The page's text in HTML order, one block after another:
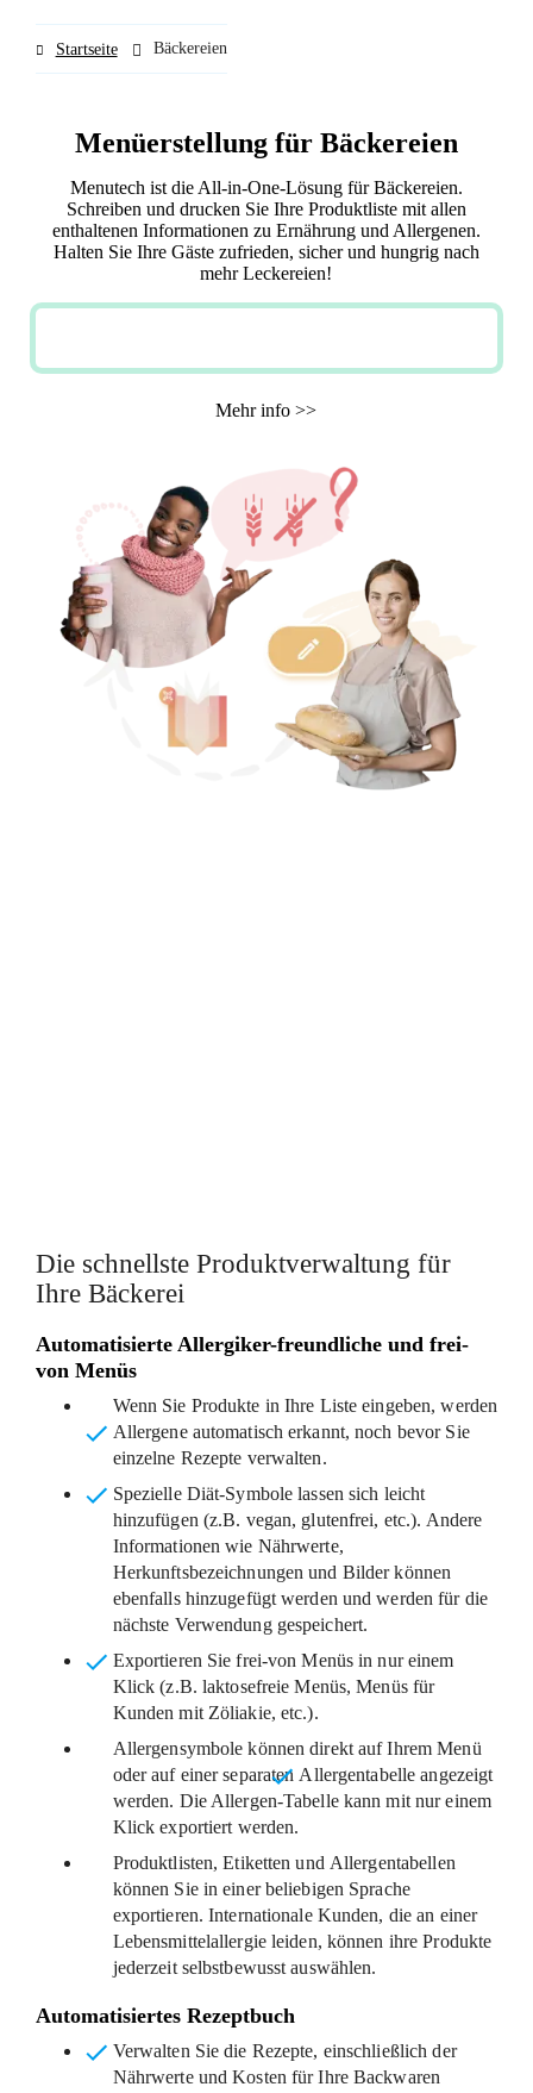
Startseite Bäckereien
Menüerstellung für Bäckereien
Menutech ist die All-in-One-Lösung für Bäckereien.
Schreiben und drucken Sie Ihre Produktliste mit allen
enthaltenen Informationen zu Ernährung und Allergenen.
Halten Sie Ihre Gäste zufrieden, sicher und hungrig nach
mehr Leckereien!
Mehr info >>
Die schnellste Produktverwaltung für
Ihre Bäckerei
Automatisierte Allergiker-freundliche und frei-
von Menüs
Wenn Sie Produkte in Ihre Liste eingeben, werden
Allergene automatisch erkannt, noch bevor Sie
einzelne Rezepte verwalten.
Spezielle Diät-Symbole lassen sich leicht
hinzufügen (z.B. vegan, glutenfrei, etc.). Andere
Informationen wie Nährwerte,
Herkunftsbezeichnungen und Bilder können
ebenfalls hinzugefügt werden und werden für die
nächste Verwendung gespeichert.
Exportieren Sie frei-von Menüs in nur einem
Klick (z.B. laktosefreie Menüs, Menüs für
Kunden mit Zöliakie, etc.).
Allergensymbole können direkt auf Ihrem Menü
oder auf einer separaten Allergentabelle angezeigt
werden. Die Allergen-Tabelle kann mit nur einem
Klick exportiert werden.
Produktlisten, Etiketten und Allergentabellen
können Sie in einer beliebigen Sprache
exportieren. Internationale Kunden, die an einer
Lebensmittelallergie leiden, können ihre Produkte
jederzeit selbstbewusst auswählen.
Automatisiertes Rezeptbuch
Verwalten Sie die Rezepte, einschließlich der
Nährwerte und Kosten für Ihre Backwaren